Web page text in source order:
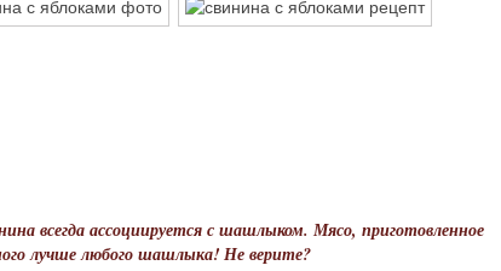
всегда ассоциируется с шашлыком. Мясо, приготовленное
лучше любого шашлыка! Не верите?